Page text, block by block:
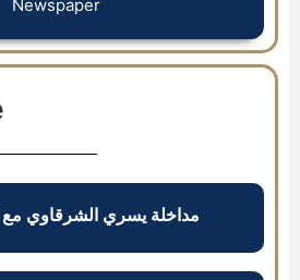
Newspaper
مداخلة يسري الشرقاوي مع